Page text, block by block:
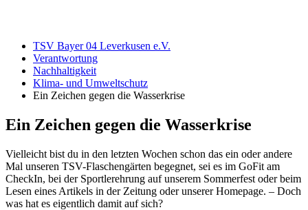
TSV Bayer 04 Leverkusen e.V.
Verantwortung
Nachhaltigkeit
Klima- und Umweltschutz
Ein Zeichen gegen die Wasserkrise
Ein Zeichen gegen die Wasserkrise
Vielleicht bist du in den letzten Wochen schon das ein oder andere
Mal unseren TSV-Flaschengärten begegnet, sei es im GoFit am
CheckIn, bei der Sportlerehrung auf unserem Sommerfest oder beim
Lesen eines Artikels in der Zeitung oder unserer Homepage. – Doch
was hat es eigentlich damit auf sich?